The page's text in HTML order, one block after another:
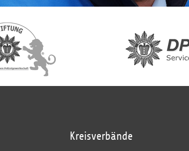
Kreisverbände